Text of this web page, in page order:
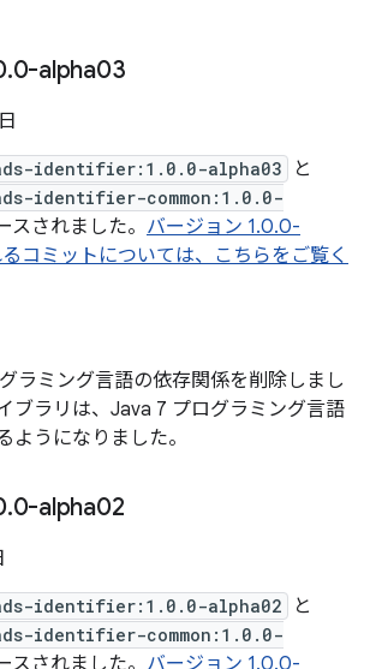
.0-alpha03
identifier:1.0.0-alpha03 と
identifier-common:1.0.0-
スされました。 バージョン 1.0.0-
コミットについては、こちらをご覧く
ラミング言語の依存関係を削除しまし
ブラリは、Java 7 プログラミング言語
ようになりました。
.0-alpha02
identifier:1.0.0-alpha02 と
identifier-common:1.0.0-
スされました。 バージョン 1.0.0-